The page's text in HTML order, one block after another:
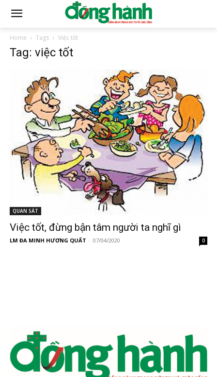
Home Tags Việc tốt
Tag: việc tốt
QUAN SÁT
Việc tốt, đừng bận tâm người ta nghĩ gì
LM ĐA MINH HƯƠNG QUẤT - 07/04/2020 0